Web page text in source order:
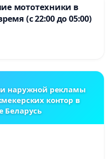
мототехники в
(с 22:00 до 05:00)
наружной рекламы
контор в
Беларусь